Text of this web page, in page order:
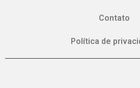
Contato
Política de